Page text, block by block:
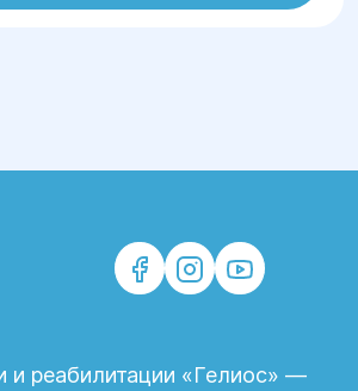
на индивидуальный
и реабилитации «Гелиос» —